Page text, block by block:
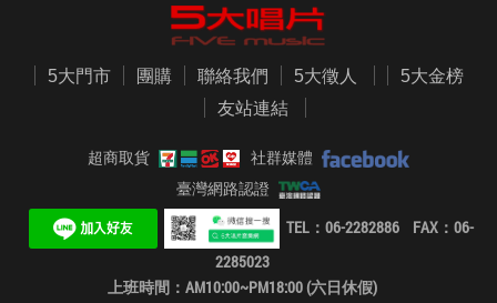
5大門市 團購 聯絡我們 5大徵人
5大金榜
友站連結
超商取貨
社群媒體
臺灣網路認證
TEL：06-2282886 FAX：06-
2285023
上班時間：AM10:00~PM18:00 (六日休假)